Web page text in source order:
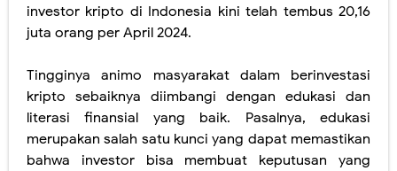
investor kripto di Indonesia kini telah tembus 20,16
juta orang per April 2024.
Tingginya animo masyarakat dalam berinvestasi
kripto sebaiknya diimbangi dengan edukasi dan
literasi finansial yang baik. Pasalnya, edukasi
merupakan salah satu kunci yang dapat memastikan
bahwa investor bisa membuat keputusan yang